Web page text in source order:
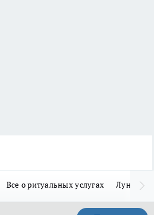
Все о ритуальных услугах Лунно-